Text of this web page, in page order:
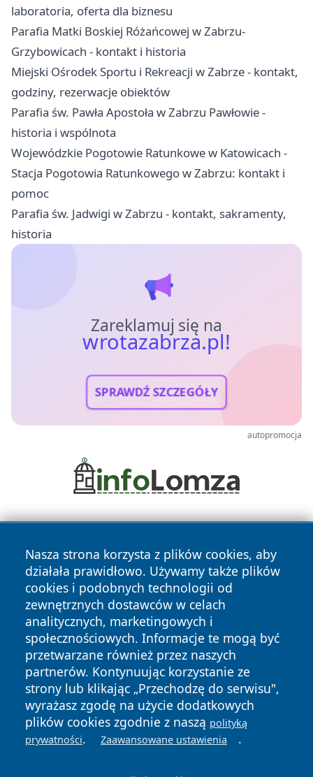
laboratoria, oferta dla biznesu
Parafia Matki Boskiej Różańcowej w Zabrzu-
Grzybowicach - kontakt i historia
Miejski Ośrodek Sportu i Rekreacji w Zabrze - kontakt,
godziny, rezerwacje obiektów
Parafia św. Pawła Apostoła w Zabrzu Pawłowie -
historia i wspólnota
Wojewódzkie Pogotowie Ratunkowe w Katowicach -
Stacja Pogotowia Ratunkowego w Zabrzu: kontakt i
pomoc
Parafia św. Jadwigi w Zabrzu - kontakt, sakramenty,
historia
Zareklamuj się na
wrotazabrza.pl!
SPRAWDŹ SZCZEGÓŁY
autopromocja
Nasza strona korzysta z plików cookies, aby
działała prawidłowo. Używamy także plików
cookies i podobnych technologii od
zewnętrznych dostawców w celach
analitycznych, marketingowych i
społecznościowych. Informacje te mogą być
przetwarzane również przez naszych
partnerów. Kontynuując korzystanie ze
strony lub klikając „Przechodzę do serwisu",
wyrażasz zgodę na użycie dodatkowych
plików cookies zgodnie z naszą polityką
prywatności. Zaawansowane ustawienia .
Copyright © 2026 wrotazabrza.pl Wszystkie prawa
zastrzeżone.
News Autorzy
Polityka
Prywatności
Polityka
Cookies